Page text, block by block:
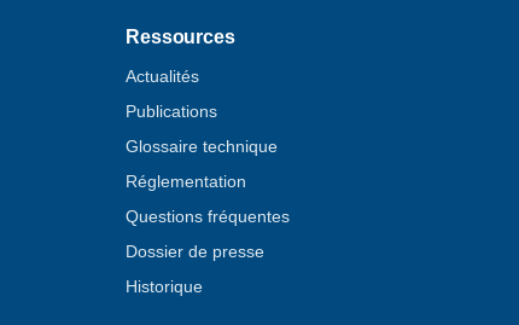
Ressources
Actualités
Publications
Glossaire technique
Réglementation
Questions fréquentes
Dossier de presse
Historique